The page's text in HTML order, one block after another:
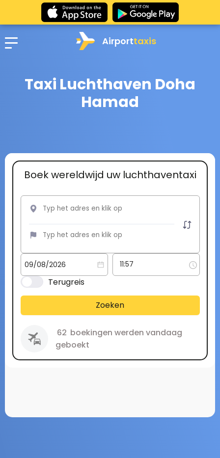
Airporttaxis
Taxi Luchthaven Doha
Hamad
Boek wereldwijd uw luchthaventaxi
Terugreis
Zoeken
62 boekingen werden vandaag
geboekt